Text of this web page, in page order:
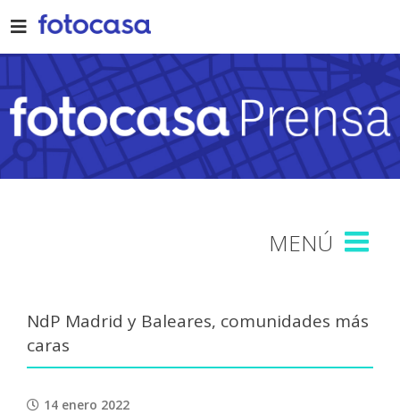
to
content
NdP Madrid y Baleares, comunidades más
caras
14 enero 2022